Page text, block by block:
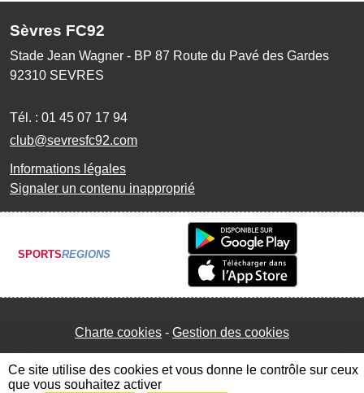
Sèvres FC92
Stade Jean Wagner - BP 87 Route du Pavé des Gardes
92310 SEVRES
Tél. : 01 45 07 17 94
club@sevresfc92.com
Informations légales
Signaler un contenu inapproprié
SPORTSREGIONS
Charte cookies Gestion des cookies
Ce site utilise des cookies et vous donne le contrôle sur ceux
que vous souhaitez activer